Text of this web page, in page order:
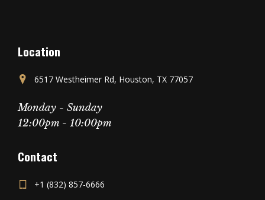
Location
6517 Westheimer Rd, Houston, TX 77057
Monday - Sunday
12:00pm - 10:00pm
Contact
+1 (832) 857-6666